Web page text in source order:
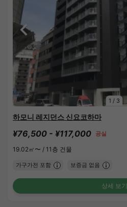
1 / 3
하모니 레지던스 신요코하마
¥76,500 - ¥117,000 공실
19.02㎡〜 / 11층 건물
가구가전 포함 보증금 없음
상세 보기